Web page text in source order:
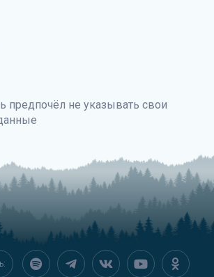
предпочёл не указывать свои